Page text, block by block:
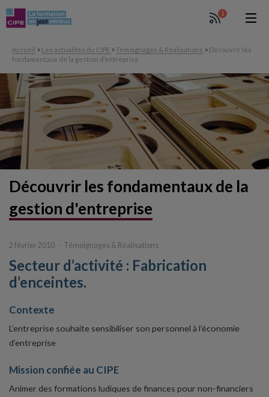
1
Accueil > Les actualités du CIPE > Témoignages & Réalisations > Découvrir les
fondamentaux de la gestion d’entreprise
Découvrir les fondamentauxde la
gestion d'entreprise
2 février 2010 Témoignages & Réalisations
Secteur d’activité : Fabrication
d’enceintes.
Contexte
L’entreprise souhaite sensibiliser son personnel à l’économie
d’entreprise
Mission confiée au CIPE
Animer des formations ludiques de finances pour non-financiers